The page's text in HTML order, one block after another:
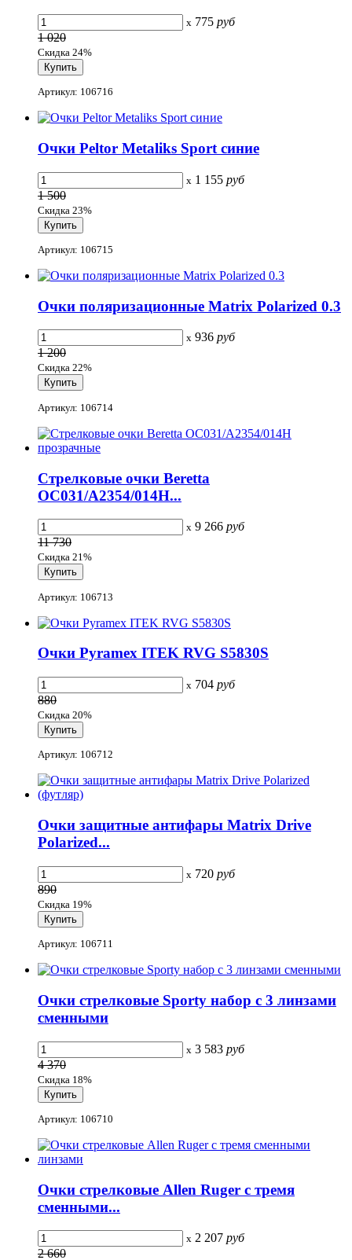
x 775 руб
1 020
Скидка 24%
Артикул: 106716
Очки Peltor Metaliks Sport синие
x 1 155 руб
1 500
Скидка 23%
Артикул: 106715
Очки поляризационные Matrix Polarized 0.3
x 936 руб
1 200
Скидка 22%
Артикул: 106714
Стрелковые очки Beretta
OC031/A2354/014H...
x 9 266 руб
11 730
Скидка 21%
Артикул: 106713
Очки Pyramex ITEK RVG S5830S
x 704 руб
880
Скидка 20%
Артикул: 106712
Очки защитные антифары Matrix Drive
Polarized...
x 720 руб
890
Скидка 19%
Артикул: 106711
Очки стрелковые Sporty набор с 3 линзами
сменными
x 3 583 руб
4 370
Скидка 18%
Артикул: 106710
Очки стрелковые Allen Ruger с тремя
сменными...
x 2 207 руб
2 660